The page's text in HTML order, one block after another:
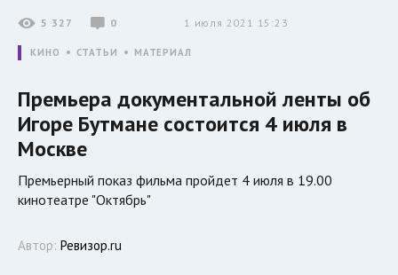
5 327 0 1 июля 2021 15:23
КИНО СТАТЬИ МАТЕРИАЛ
Премьера документальной ленты об
Игоре Бутмане состоится 4 июля в
Москве
Премьерный показ фильма пройдет 4 июля в 19.00
кинотеатре "Октябрь"
Автор: Ревизор.ru